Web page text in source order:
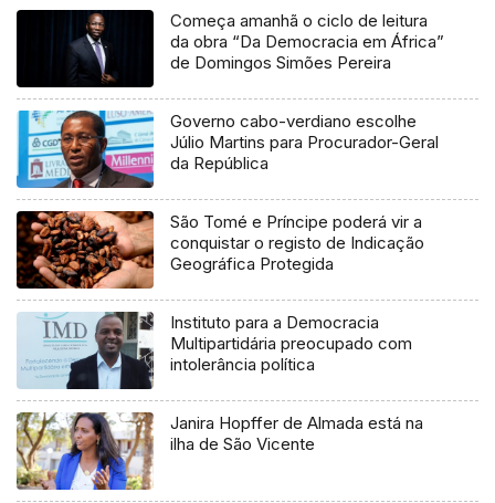
Começa amanhã o ciclo de leitura
da obra “Da Democracia em África”
de Domingos Simões Pereira
Governo cabo-verdiano escolhe
Júlio Martins para Procurador-Geral
da República
São Tomé e Príncipe poderá vir a
conquistar o registo de Indicação
Geográfica Protegida
Instituto para a Democracia
Multipartidária preocupado com
intolerância política
Janira Hopffer de Almada está na
ilha de São Vicente